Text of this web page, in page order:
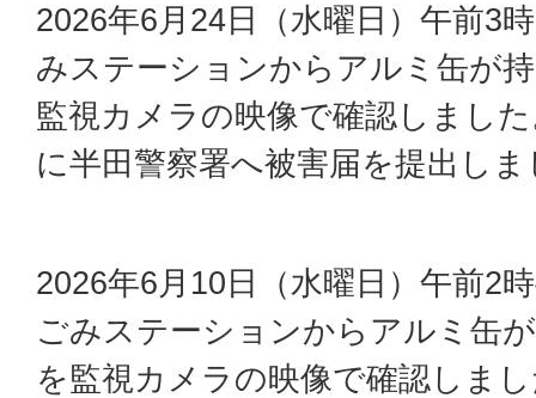
2026年6月24日（水曜日）午前3
みステーションからアルミ缶が
監視カメラの映像で確認しまし
に半田警察署へ被害届を提出し
2026年6月10日（水曜日）午前2
ごみステーションからアルミ缶
を監視カメラの映像で確認しま